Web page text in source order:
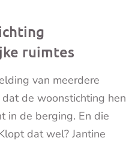
ruimtes
van meerdere
de woonstichting hen
in de berging. En die
dat wel? Jantine